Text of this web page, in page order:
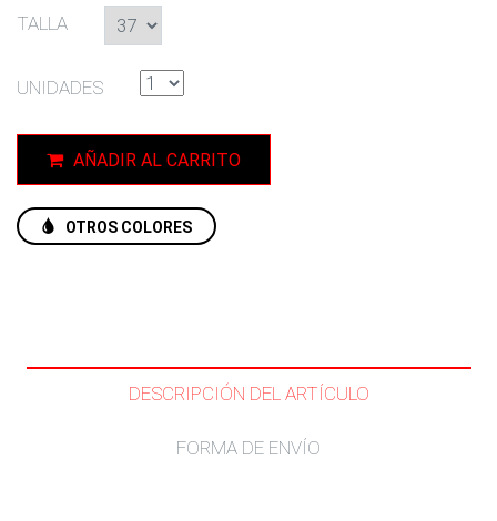
TALLA
UNIDADES
AÑADIR AL CARRITO
OTROS COLORES
DESCRIPCIÓN DEL ARTÍCULO
FORMA DE ENVÍO